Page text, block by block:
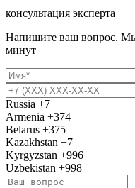
консультация эксперта
Напишите ваш вопрос.
минут
Russia +7
Armenia +374
Belarus +375
Kazakhstan +7
Kyrgyzstan +996
Uzbekistan +998